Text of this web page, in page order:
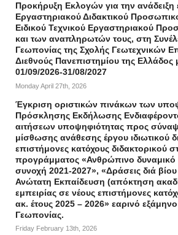
Προκήρυξη Εκλογών για την
Εργαστηριακού Διδακτικού
Ειδικού Τεχνικού Εργαστηριακού
και των αναπληρωτών τους, στη
Γεωπονίας της Σχολής Γεωτεχνικών
Διεθνούς Πανεπιστημίου της Ελλάδος
01/09/2026-31/08/2027
Monday April 27th, 2026
Έγκριση οριστικών πινάκων των
Πρόσκλησης Εκδήλωσης
αιτήσεων υποψηφιότητας προς
μίσθωσης ανάθεσης έργου ιδιωτικού
επιστήμονες κατόχους διδακτορικού
προγράμματος «Ανθρώπινο δυναμικό
συνοχή 2021-2027», «Δράσεις διά
Ανώτατη Εκπαίδευση (απόκτηση
εμπειρίας σε νέους επιστήμονες
ακ. έτους 2025 – 2026» εαρινό
Γεωπονίας.
Friday February 13th, 2026